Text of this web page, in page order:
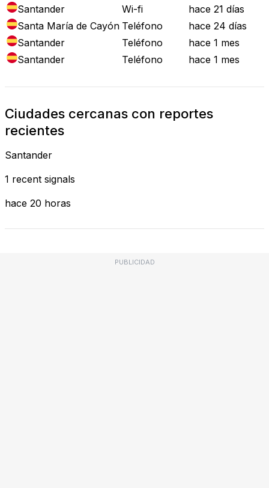
Santander
Wi-fi
hace 21 días
Santa María de Cayón Teléfono
hace 24 días
Santander
Teléfono
hace 1 mes
Santander
Teléfono hace 1 mes
Ciudades cercanas con reportes
recientes
Santander
1 recent signals
hace 20 horas
PUBLICIDAD